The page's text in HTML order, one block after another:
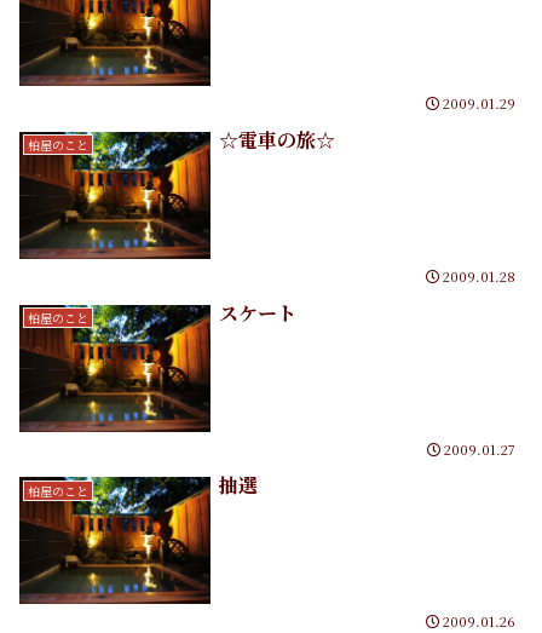
2009.01.29
柏屋のこと ☆電車の旅☆
2009.01.28
柏屋のこと スケート
2009.01.27
柏屋のこと 抽選
2009.01.26